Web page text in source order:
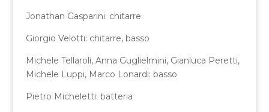
Jonathan Gasparini: chitarre
Giorgio Velotti: chitarre, basso
Michele Tellaroli, Anna Guglielmini, Gianluca Peretti,
Michele Luppi, Marco Lonardi: basso
Pietro Micheletti: batteria